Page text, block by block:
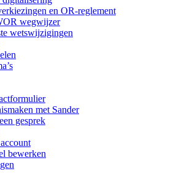
en OR-reglement
wegwijzer
wetswijzigingen
met Sander
gesprek
bewerken